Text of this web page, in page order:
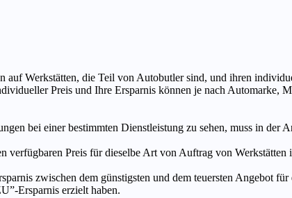
auf Werkstätten, die Teil von Autobutler sind, und ihren
Preis und Ihre Ersparnis können je nach Automarke,
bei einer bestimmten Dienstleistung zu sehen, muss in der
verfügbaren Preis für dieselbe Art von Auftrag von Werkstätten
zwischen dem günstigsten und dem teuersten Angebot
Ersparnis erzielt haben.